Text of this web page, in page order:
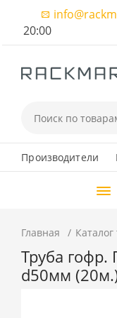
20:00
Производители
Главная
Труба гофр.
d50мм